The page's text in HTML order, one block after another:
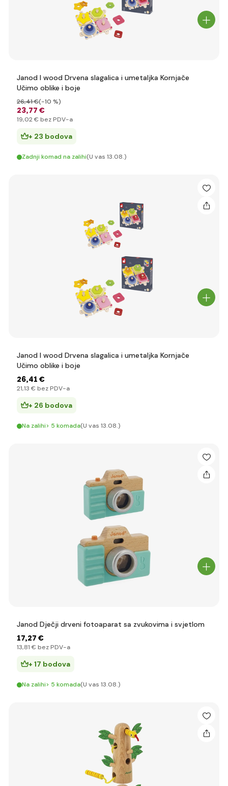
Janod I wood Drvena slagalica i umetaljka Kornjače
Učimo oblike i boje
23,77 €
26,41 €(-10 %)
19,02 € bez PDV-a
+ 23 bodova
Zadnji komad na zalihi(U vas 13.08.)
Janod I wood Drvena slagalica i umetaljka Kornjače
Učimo oblike i boje
26,41 €
21,13 € bez PDV-a
+ 26 bodova
Na zalihi> 5 komada(U vas 13.08.)
Janod Dječji drveni fotoaparat sa zvukovima i svjetlom
17,27 €
13,81 € bez PDV-a
+ 17 bodova
Na zalihi> 5 komada(U vas 13.08.)